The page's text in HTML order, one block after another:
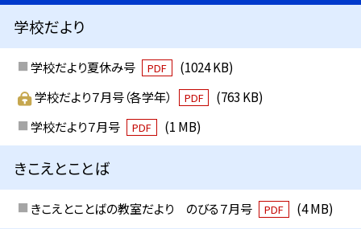
学校だより
学校だより夏休み号 PDF
(1024 KB)
学校だより７月号（各学年）
PDF
(763 KB)
学校だより７月号
PDF (1 MB)
きこえとことば
きこえとことばの教室だより のびる７月号 PDF (4 MB)